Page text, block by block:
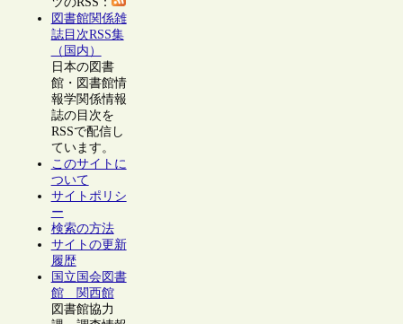
図書館関係雑
誌目次RSS集
（国内）
日本の図書
館・図書館情
報学関係情報
誌の目次を
RSSで配信し
ています。
このサイトに
ついて
サイトポリシ
ー
検索の方法
サイトの更新
履歴
国立国会図書
館 関西館
図書館協力